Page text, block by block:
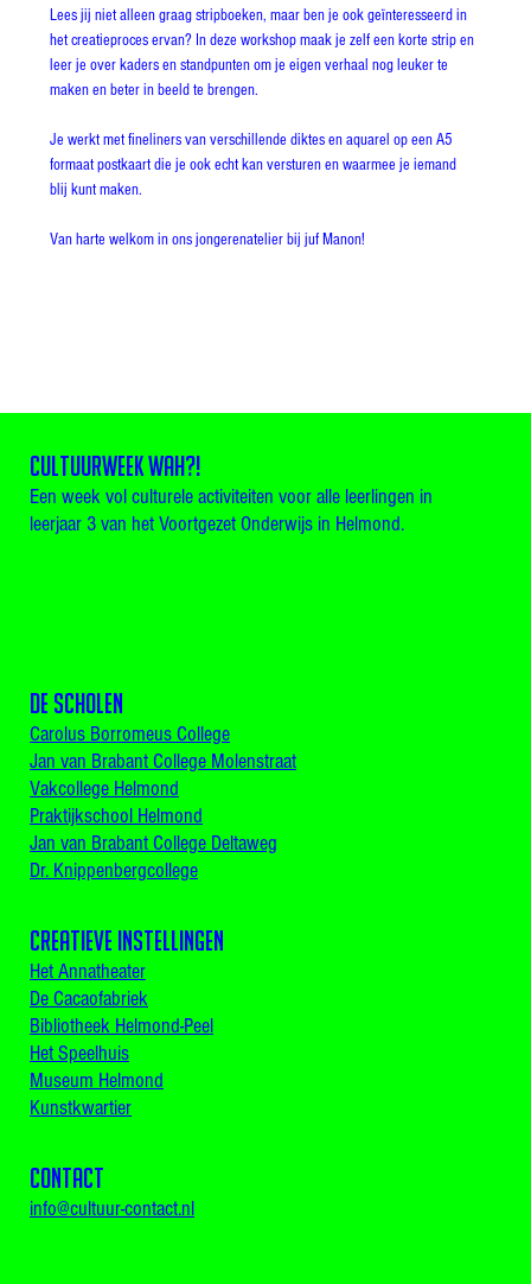
Lees jij niet alleen graag stripboeken, maar ben je ook geïnteresseerd in
het creatieproces ervan? In deze workshop maak je zelf een korte strip en
leer je over kaders en standpunten om je eigen verhaal nog leuker te
maken en beter in beeld te brengen.
Je werkt met fineliners van verschillende diktes en aquarel op een A5
formaat postkaart die je ook echt kan versturen en waarmee je iemand
blij kunt maken.
Van harte welkom in ons jongerenatelier bij juf Manon!
CULTUURWEEK WAH?!
Een week vol culturele activiteiten voor alle leerlingen in
leerjaar 3 van het Voortgezet Onderwijs in Helmond.
De scholen
Carolus Borromeus College
Jan van Brabant College Molenstraat
Vakcollege Helmond
Praktijkschool Helmond
Jan van Brabant College Deltaweg
Dr. Knippenbergcollege
Creatieve instellingen
Het Annatheater
De Cacaofabriek
Bibliotheek Helmond-Peel
Het Speelhuis
Museum Helmond
Kunstkwartier
CONTACT
info@cultuur-contact.nl